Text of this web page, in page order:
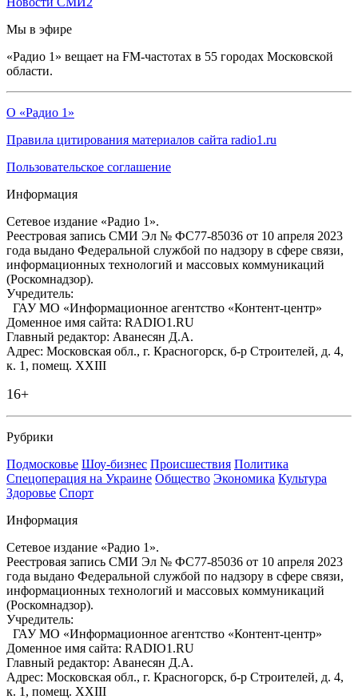
Мы в эфире
«Радио 1» вещает на FM-частотах в 55 городах Московской
области.
О «Радио 1»
Правила цитирования материалов сайта radio1.ru
Пользовательское соглашение
Информация
Сетевое издание «Радио 1».
Реестровая запись СМИ Эл № ФС77-85036 от 10 апреля 2023
года выдано Федеральной службой по надзору в сфере связи,
информационных технологий и массовых коммуникаций
(Роскомнадзор).
Учредитель:
ГАУ МО «Информационное агентство «Контент-центр»
Доменное имя сайта: RADIO1.RU
Главный редактор: Аванесян Д.А.
Адрес: Московская обл., г. Красногорск, б-р Строителей, д. 4,
к. 1, помещ. XXIII
16+
Рубрики
Подмосковье Шоу-бизнес Происшествия Политика
Спецоперация на Украине Общество Экономика Культура
Здоровье Спорт
Информация
Сетевое издание «Радио 1».
Реестровая запись СМИ Эл № ФС77-85036 от 10 апреля 2023
года выдано Федеральной службой по надзору в сфере связи,
информационных технологий и массовых коммуникаций
(Роскомнадзор).
Учредитель:
ГАУ МО «Информационное агентство «Контент-центр»
Доменное имя сайта: RADIO1.RU
Главный редактор: Аванесян Д.А.
Адрес: Московская обл., г. Красногорск, б-р Строителей, д. 4,
к. 1, помещ. XXIII